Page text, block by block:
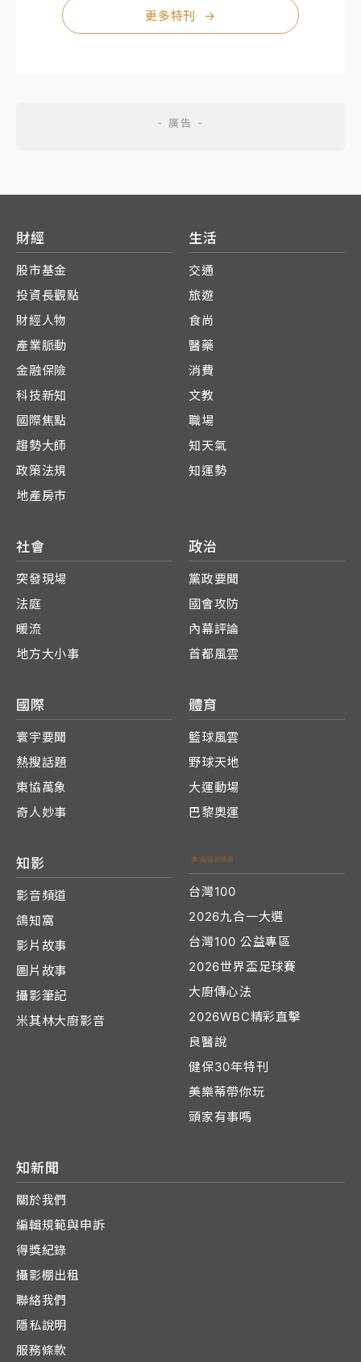
更多特刊 →
財經
股市基金
投資長觀點
財經人物
產業脈動
金融保險
科技新知
國際焦點
趨勢大師
政策法規
地產房市
生活
交通
旅遊
食尚
醫藥
消費
文教
職場
知天氣
知運勢
社會
突發現場
法庭
暖流
地方大小事
政治
黨政要聞
國會攻防
內幕評論
首都風雲
國際
寰宇要聞
熱搜話題
東協萬象
奇人妙事
體育
籃球風雲
野球天地
大運動場
巴黎奧運
知影
影音頻道
鴿知窩
影片故事
圖片故事
攝影筆記
米其林大廚影音
台灣100
2026九合一大選
台灣100 公益專區
2026世界盃足球賽
大廚傳心法
2026WBC精彩直擊
良醫說
健保30年特刊
美樂蒂帶你玩
頭家有事嗎
知新聞
關於我們
編輯規範與申訴
得獎紀錄
攝影棚出租
聯絡我們
隱私說明
服務條款